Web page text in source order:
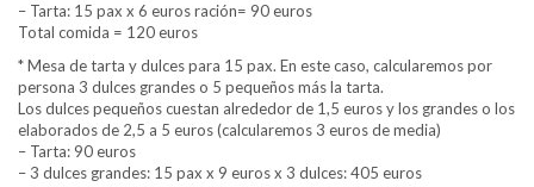
– Tarta: 15 pax x 6 euros ración= 90 euros
Total comida = 120 euros
* Mesa de tarta y dulces para 15 pax. En este caso, calcularemos por
persona 3 dulces grandes o 5 pequeños más la tarta.
Los dulces pequeños cuestan alrededor de 1,5 euros y los grandes o los
elaborados de 2,5 a 5 euros (calcularemos 3 euros de media)
– Tarta: 90 euros
– 3 dulces grandes: 15 pax x 9 euros x 3 dulces: 405 euros